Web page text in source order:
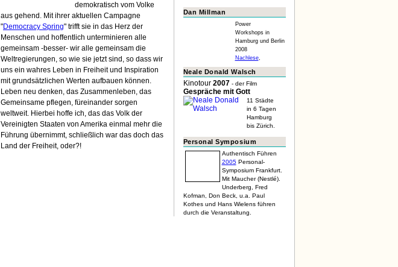
Dan Millman
Power
Workshops in
Hamburg und Berlin
2008
Nachlese,
Neale Donald Walsch
Kinotour 2007 - der Film
Gespräche mit Gott
11 Städte
in 6 Tagen
Hamburg
bis Zürich.
Personal Symposium
Authentisch Führen
2005Personal-
Symposium Frankfurt.
Mit Maucher (Nestlé).
Underberg, Fred
Kofman, Don Beck, u.a. Paul
Kothes und Hans Wielens führen
durch die Veranstaltung.
demokratisch vom Volke
aus gehend. Mit ihrer aktuellen Campagne
"Democracy Spring" trifft sie in das Herz der
Menschen und hoffentlich unterminieren alle
gemeinsam -besser- wir alle gemeinsam die
Weltregierungen, so wie sie jetzt sind, so dass wir
uns ein wahres Leben in Freiheit und Inspiration
mit grundsätzlichen Werten aufbauen können.
Leben neu denken, das Zusammenleben, das
Gemeinsame pflegen, füreinander sorgen
weltweit. Hierbei hoffe ich, das das Volk der
Vereinigten Staaten von Amerika einmal mehr die
Führung übernimmt, schließlich war das doch das
Land der Freiheit, oder?!